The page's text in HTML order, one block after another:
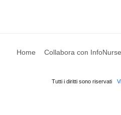
Home Collabora con InfoNurse
Tutti i diritti sono riservati